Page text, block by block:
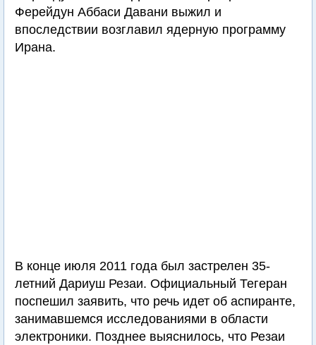
Ферейдун Аббаси Давани выжил и
впоследствии возглавил ядерную программу
Ирана.
В конце июля 2011 года был застрелен 35-
летний Дариуш Резаи. Официальный Тегеран
поспешил заявить, что речь идет об аспиранте,
занимавшемся исследованиями в области
электроники. Позднее выяснилось, что Резаи